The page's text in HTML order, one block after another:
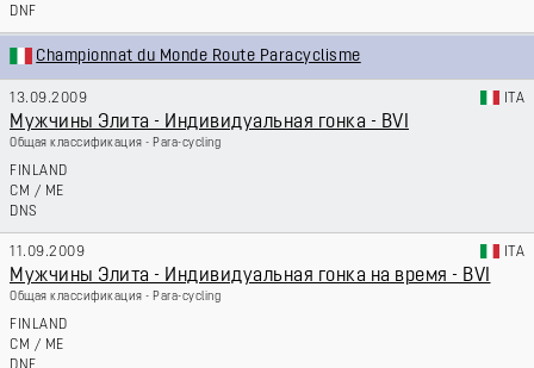
DNF
Championnat du Monde Route Paracyclisme
13.09.2009 ITA
Мужчины Элита - Индивидуальная гонка - BVI
Общая классификация - Para-cycling
FINLAND
CM / ME
DNS
11.09.2009 ITA
Мужчины Элита - Индивидуальная гонка на время - BVI
Общая классификация - Para-cycling
FINLAND
CM / ME